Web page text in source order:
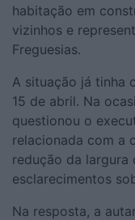
habitação em
vizinhos e
Freguesias.
A situação já tinha
15 de abril. Na
questionou o
relacionada com a
redução da largura
esclarecimentos
Na resposta, a